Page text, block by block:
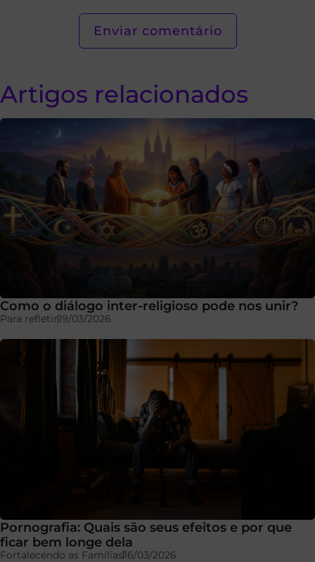
Artigos relacionados
Como o diálogo inter-religioso pode nos unir?
Para refletir19/03/2026
Pornografia: Quais são seus efeitos e por que
ficar bem longe dela
Fortalecendo as Famílias16/03/2026